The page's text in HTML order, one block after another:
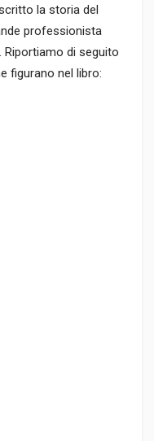
la storia del
professionista
Riportiamo di seguito
figurano nel libro: